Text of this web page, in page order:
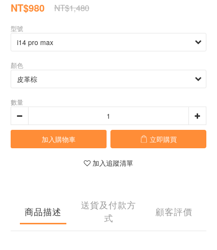
NT$980 NT$1,480
型號
顏色
數量
加入購物車 立即購買
加入追蹤清單
商品描述
送貨及付款方
式
顧客評價